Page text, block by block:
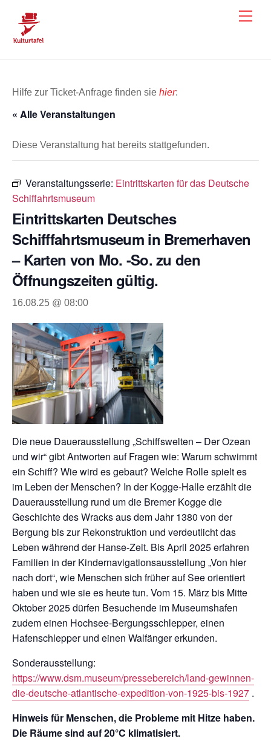
content
Hilfe zur Ticket-Anfrage finden sie hier:
« Alle Veranstaltungen
Diese Veranstaltung hat bereits stattgefunden.
Veranstaltungsserie: Eintrittskarten für das Deutsche
Schiffahrtsmuseum
Eintrittskarten Deutsches
Schifffahrtsmuseum in Bremerhaven
– Karten von Mo. -So. zu den
Öffnungszeiten gültig.
16.08.25 @ 08:00
Die neue Dauerausstellung „Schiffswelten – Der Ozean
und wir“ gibt Antworten auf Fragen wie: Warum schwimmt
ein Schiff? Wie wird es gebaut? Welche Rolle spielt es
im Leben der Menschen? In der Kogge-Halle erzählt die
Dauerausstellung rund um die Bremer Kogge die
Geschichte des Wracks aus dem Jahr 1380 von der
Bergung bis zur Rekonstruktion und verdeutlicht das
Leben während der Hanse-Zeit. Bis April 2025 erfahren
Familien in der Kindernavigationsausstellung „Von hier
nach dort“, wie Menschen sich früher auf See orientiert
haben und wie sie es heute tun. Vom 15. März bis Mitte
Oktober 2025 dürfen Besuchende im Museumshafen
zudem einen Hochsee-Bergungsschlepper, einen
Hafenschlepper und einen Walfänger erkunden.
Sonderausstellung:
https://www.dsm.museum/pressebereich/land-gewinnen-
die-deutsche-atlantische-expedition-von-1925-bis-1927 .
Hinweis für Menschen, die Probleme mit Hitze haben.
Die Räume sind auf 20°C klimatisiert.